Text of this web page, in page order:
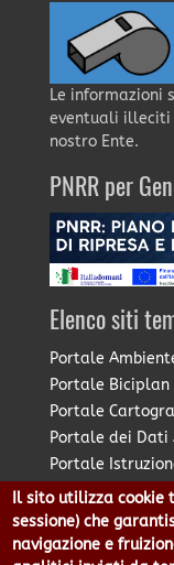
Le informazioni
eventuali
nostro Ente.
PNRR per
Elenco siti
Portale
Portale Biciplan
Portale
Portale dei Dati
Portale
Portale
Portale Piano
Portale PUMS
Il sito utilizza cookie
sessione) che
navigazione e